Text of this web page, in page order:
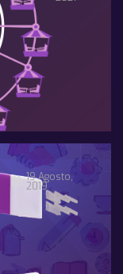
19 Agosto,
2019